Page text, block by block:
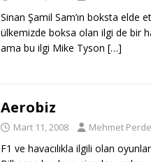
Sinan Şamil Sam’ın boksta elde
ülkemizde boksa olan ilgi de bir
ama bu ilgi Mike Tyson […]
Aerobiz
Mart 11, 2008 Mehmet
F1 ve havacılıkla ilgili olan